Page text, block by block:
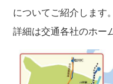
についてご紹介します。
詳細は交通各社のホー